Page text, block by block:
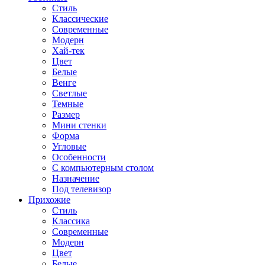
Стиль
Классические
Современные
Модерн
Хай-тек
Цвет
Белые
Венге
Светлые
Темные
Размер
Мини стенки
Форма
Угловые
Особенности
С компьютерным столом
Назначение
Под телевизор
Прихожие
Стиль
Классика
Современные
Модерн
Цвет